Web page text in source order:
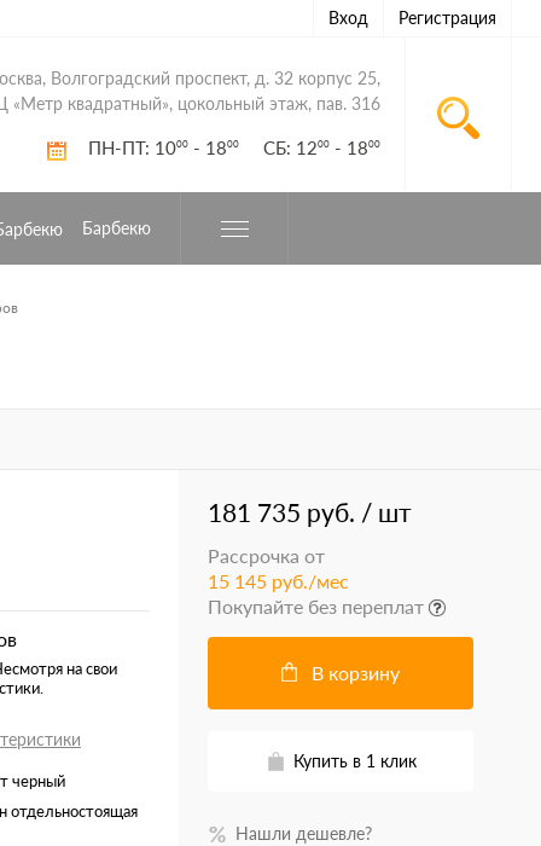
Вход Регистрация
Волгоградский проспект, д. 32 корпус 25,
«Метр квадратный», цокольный этаж, пав. 316
ПН-ПТ: 1000 - 1800 СБ: 1200 - 1800
Барбекю
на свои
черный
отдельностоящая
181 735 руб. / шт
Рассрочка от
15 145 руб./мес
Покупайте без переплат
В корзину
Купить в 1 клик
Нашли дешевле?